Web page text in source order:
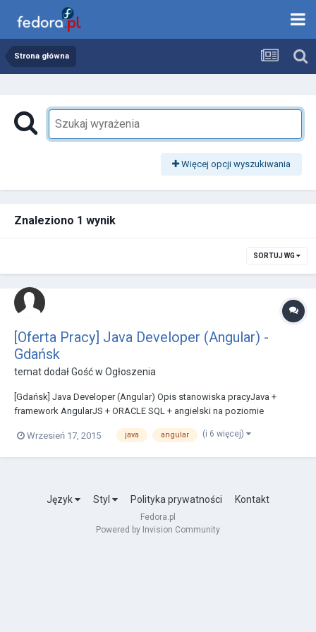
Strona główna
Więcej opcji wyszukiwania
Znaleziono 1 wynik
SORTUJ WG
[Oferta Pracy] Java Developer (Angular) -
Gdańsk
temat dodał Gość w Ogłoszenia
[Gdańsk] Java Developer (Angular) Opis stanowiska pracyJava +
framework AngularJS + ORACLE SQL + angielski na poziomie
stworzenie wspólnej architektury IT dla kilku podmiotów
Wrzesień 17, 2015 java angular (i 6 więcej)
Język Styl Polityka prywatności Kontakt
Fedora.pl
Powered by Invision Community